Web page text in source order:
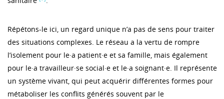
Répétons-le ici, un regard unique n’a pas de sens pour traiter
des situations complexes. Le réseau a la vertu de rompre
l’isolement pour le·a patient·e et sa famille, mais également
pour le·a travailleur·se social·e et le·a soignant·e. Il représente
un système vivant, qui peut acquérir différentes formes pour
métaboliser les conflits générés souvent par le